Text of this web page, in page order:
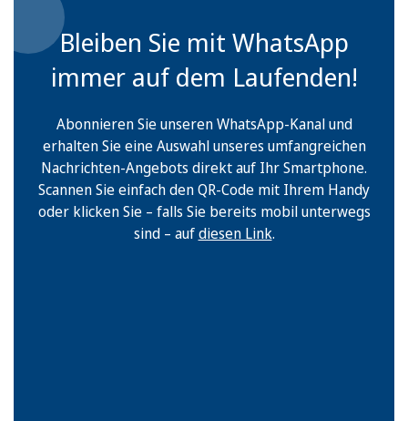
Bleiben Sie mit WhatsApp
immer auf dem Laufenden!
Abonnieren Sie unseren WhatsApp-Kanal und
erhalten Sie eine Auswahl unseres umfangreichen
Nachrichten-Angebots direkt auf Ihr Smartphone.
Scannen Sie einfach den QR-Code mit Ihrem Handy
oder klicken Sie – falls Sie bereits mobil unterwegs
sind – aufdiesen Link.